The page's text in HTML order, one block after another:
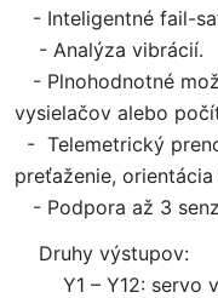
- Inteligentné fail-
- Analýza vibrácií.
- Plnohodnotné
vysielačov alebo
- Telemetrický
preťaženie,
- Podpora až 3
Druhy výstupov:
Y1 – Y12: servo